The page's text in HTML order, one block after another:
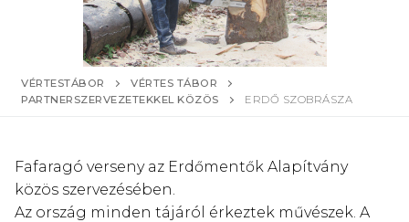
VÉRTESTÁBOR
VÉRTES TÁBOR
PARTNERSZERVEZETEKKEL KÖZÖS
ERDŐ SZOBRÁSZA
Fafaragó verseny az Erdőmentők Alapítvány
közös szervezésében.
Az ország minden tájáról érkeztek művészek. A